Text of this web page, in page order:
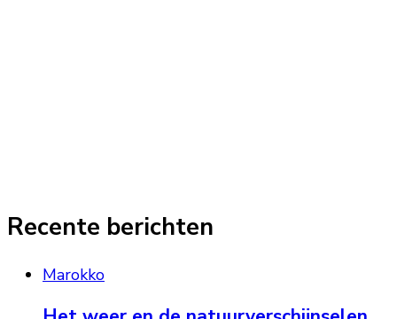
Recente berichten
Marokko